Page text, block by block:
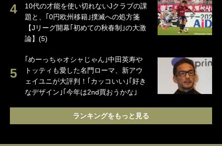
10代の才能を使い切れないJクラブの課
題と、｢0円欧州移籍｣撲滅への処方箋
【Jリーグ開幕｢初めての秋春制｣の大激
論】(5)
｢めーっちゃオシャじゃん｣中田英寿や
トッティも愛した名門ローマ、新アウ
ェイユニが大評判！｢カッコいい｣｢好き
なデザイン｣｢今年は2nd買おうかな｣
ランキングをもっと見る